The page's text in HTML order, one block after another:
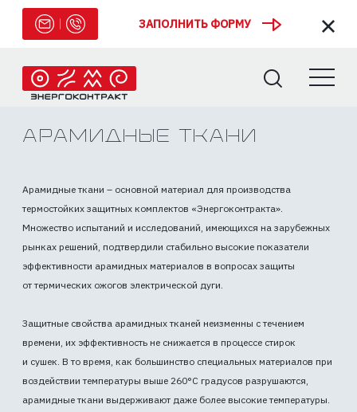
Арамидные ткани
Арамидные ткани – основной материал для производства
термостойких защитных комплектов «Энергоконтракта».
Множество испытаний и исследований, имеющихся на зарубежных
рынках решений, подтвердили стабильно высокие показатели
эффективности арамидных материалов в вопросах защиты
от термических ожогов электрической дуги.
Защитные свойства арамидных тканей неизменны с течением
времени, их эффективность не снижается в процессе стирок
и сушек. В то время, как большинство специальных материалов при
воздействии температуры выше 260°С градусов разрушаются,
арамидные ткани выдерживают даже более высокие температуры.
ЗАПОЛНИТЬ ФОРМУ